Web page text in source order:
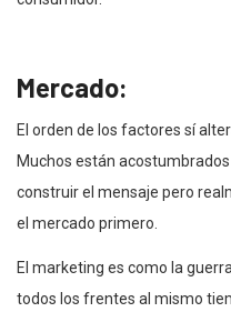
Mercado:
El orden de los factores sí
Muchos están
construir el mensaje pero
el mercado primero.
El marketing es como la
todos los frentes al mismo